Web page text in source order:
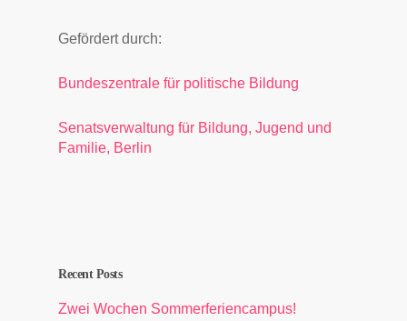
Gefördert durch:
Bundeszentrale für politische Bildung
Senatsverwaltung für Bildung, Jugend und
Familie, Berlin
Recent Posts
Zwei Wochen Sommerferiencampus!